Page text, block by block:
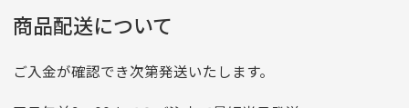
店番
478
預金種目
普通預金
口座番号
0776226
商品配送について
ご入金が確認でき次第発送いたします。